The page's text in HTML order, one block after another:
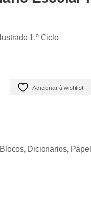
1.º Ciclo
Adicionar à wishlist
, Dicionarios,